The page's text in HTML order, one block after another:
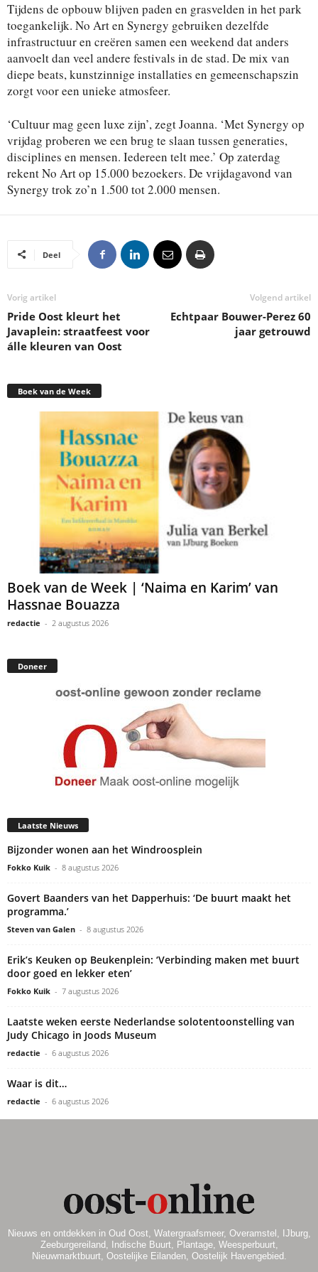
Tijdens de opbouw blijven paden en grasvelden in het park
toegankelijk. No Art en Synergy gebruiken dezelfde
infrastructuur en creëren samen een weekend dat anders
aanvoelt dan veel andere festivals in de stad. De mix van
diepe beats, kunstzinnige installaties en gemeenschapszin
zorgt voor een unieke atmosfeer.
‘Cultuur mag geen luxe zijn’, zegt Joanna. ‘Met Synergy op
vrijdag proberen we een brug te slaan tussen generaties,
disciplines en mensen. Iedereen telt mee.’ Op zaterdag
rekent No Art op 15.000 bezoekers. De vrijdagavond van
Synergy trok zo’n 1.500 tot 2.000 mensen.
Deel
Vorig artikel
Pride Oost kleurt het
Javaplein: straatfeest voor
álle kleuren van Oost
Volgend artikel
Echtpaar Bouwer-Perez 60
jaar getrouwd
Boek van de Week
Boek van de Week | ‘Naima en Karim’ van
Hassnae Bouazza
redactie - 2 augustus 2026
Doneer
Laatste Nieuws
Bijzonder wonen aan het Windroosplein
Fokko Kuik - 8 augustus 2026
Govert Baanders van het Dapperhuis: ‘De buurt maakt het
programma.’
Steven van Galen - 8 augustus 2026
Erik’s Keuken op Beukenplein: ‘Verbinding maken met buurt
door goed en lekker eten’
Fokko Kuik - 7 augustus 2026
Laatste weken eerste Nederlandse solotentoonstelling van
Judy Chicago in Joods Museum
redactie - 6 augustus 2026
Waar is dit…
redactie - 6 augustus 2026
Nieuws en ontdekken in Oud Oost, Watergraafsmeer, Overamstel, IJburg,
Zeeburgereiland, Indische Buurt, Plantage, Weesperbuurt,
Nieuwmarktbuurt, Oostelijke Eilanden, Oostelijk Havengebied.